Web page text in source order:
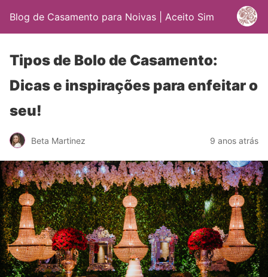
Blog de Casamento para Noivas | Aceito Sim
Tipos de Bolo de Casamento:
Dicas e inspirações para enfeitar o
seu!
Beta Martinez 9 anos atrás